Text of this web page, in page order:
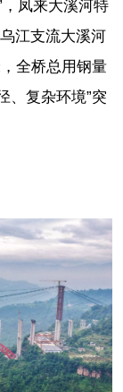
凤来大溪河特
江支流大溪河
全桥总用钢量
、复杂环境”突